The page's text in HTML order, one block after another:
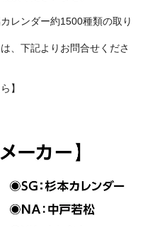
レンダー約1500種類の取り
、下記よりお問合せくださ
】